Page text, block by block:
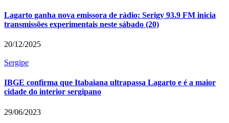
Lagarto ganha nova emissora de rádio: Serigy 93.9 FM inicia
transmissões experimentais neste sábado (20)
20/12/2025
Sergipe
IBGE confirma que Itabaiana ultrapassa Lagarto e é a maior
cidade do interior sergipano
29/06/2023